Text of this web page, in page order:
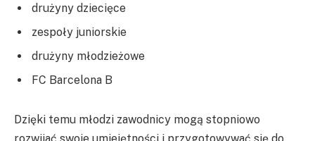
drużyny dziecięce
zespoły juniorskie
drużyny młodzieżowe
FC Barcelona B
Dzięki temu młodzi zawodnicy mogą stopniowo
rozwijać swoje umiejętności i przygotowywać się do